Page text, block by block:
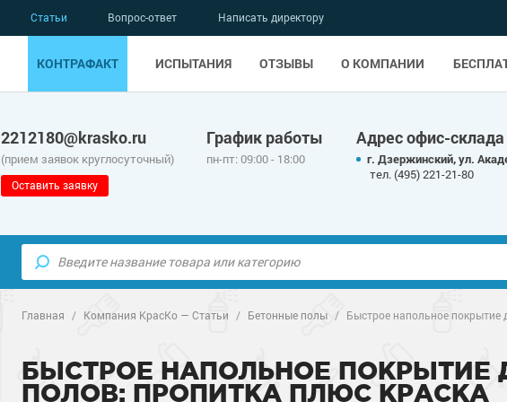
Статьи Вопрос-ответ Написать директору
КОНТРАФАКТ ИСПЫТАНИЯ ОТЗЫВЫ О КОМПАНИИ
2212180@krasko.ru
(прием заявок круглосуточный)
Оставить заявку
График работы
пн-пт: 09:00 - 18:00
Адрес офис-
г. Дзержинский, ул.
тел. (495) 221-21-80
Полиуретановые полы
Водно-эпоксидные наливные
Эпоксидные полы
Грунт-эмали по металлу
Главная / Компания КрасКо — Статьи / Бетонные полы / Быстрое напольное
БЫСТРОЕ НАПОЛЬНОЕ
ПОЛОВ: ПРОПИТКА ПЛЮС КРАСКА
Полиуретановые полы
Водно-эпоксидные наливные
Эпоксидные полы
Грунт-эмали по металлу